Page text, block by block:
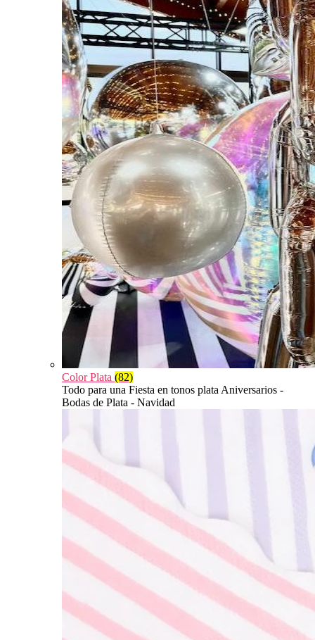
Color Plata (82)
Todo para una Fiesta en tonos plata Aniversarios -
Bodas de Plata - Navidad